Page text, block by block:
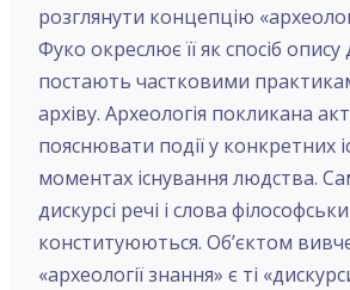
розглянути концепцію
Фуко окреслює її як спосіб
постають частковими
архіву. Археологія покликана
пояснювати події у конкретних
моментах існування людства.
дискурсі речі і слова філософськи
конституюються. Об’єктом
«археології знання» є ті